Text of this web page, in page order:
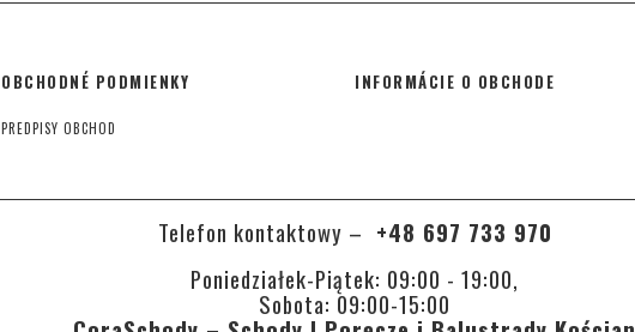
OBCHODNÉ PODMIENKY
PREDPISY OBCHOD
INFORMÁCIE O OBCHODE
Telefon kontaktowy – +48 697 733 970
Poniedziałek-Piątek: 09:00 - 19:00,
Sobota: 09:00-15:00